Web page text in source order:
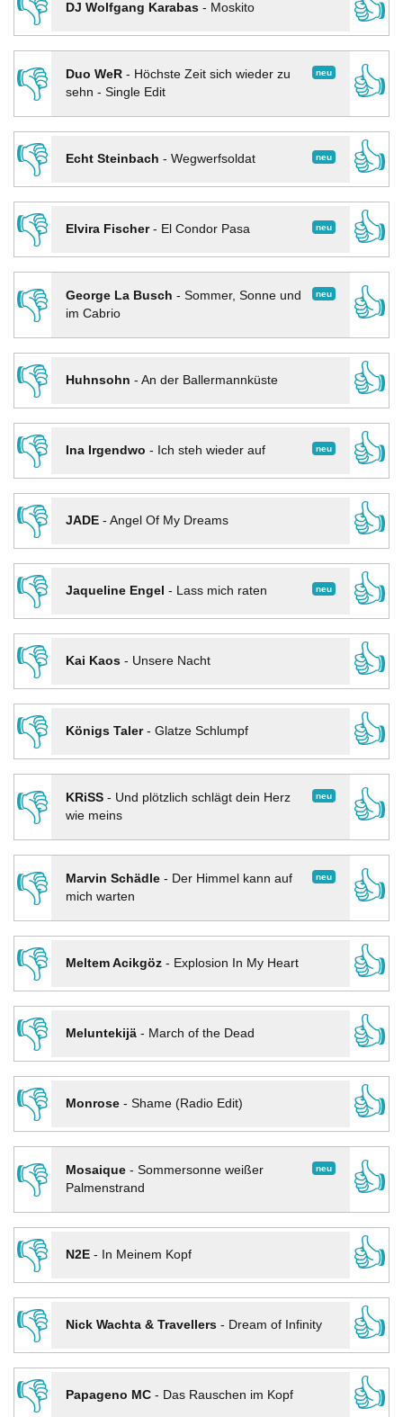
👎 DJ Wolfgang Karabas- Moskito
👍
👎
neu
Duo WeR- Höchste Zeit sich wieder zu
sehn - Single Edit
👍
👎
neu
Echt Steinbach - Wegwerfsoldat
👍
👎
neu
Elvira Fischer- El Condor Pasa
👍
👎
neu
George La Busch - Sommer, Sonne und
im Cabrio
👍
👎
Huhnsohn - An der Ballermannküste
👍
👎
neu
Ina Irgendwo - Ich steh wieder auf
👍
👎
JADE- Angel Of My Dreams
👍
👎
neu
Jaqueline Engel - Lass mich raten
👍
👎
Kai Kaos- Unsere Nacht
👍
👎
Königs Taler- Glatze Schlumpf
👍
👎
neu
KRiSS- Und plötzlich schlägt dein Herz
wie meins
👍
👎 neu
Marvin Schädle- Der Himmel kann auf
mich warten
👍
👎
Meltem Acikgöz- Explosion In My Heart
👍
👎
Meluntekijä- March of the Dead
👍
👎
Monrose- Shame (Radio Edit)
👍
👎
neu
Mosaique- Sommersonne weißer
Palmenstrand
👍
👎
N2E- In Meinem Kopf
👍
👎
Nick Wachta & Travellers- Dream of Infinity
👍
👎
Papageno MC- Das Rauschen im Kopf
👍